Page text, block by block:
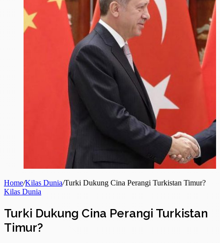
Home/Kilas Dunia/Turki Dukung Cina Perangi Turkistan Timur?
Kilas Dunia
Turki Dukung Cina Perangi Turkistan
Timur?